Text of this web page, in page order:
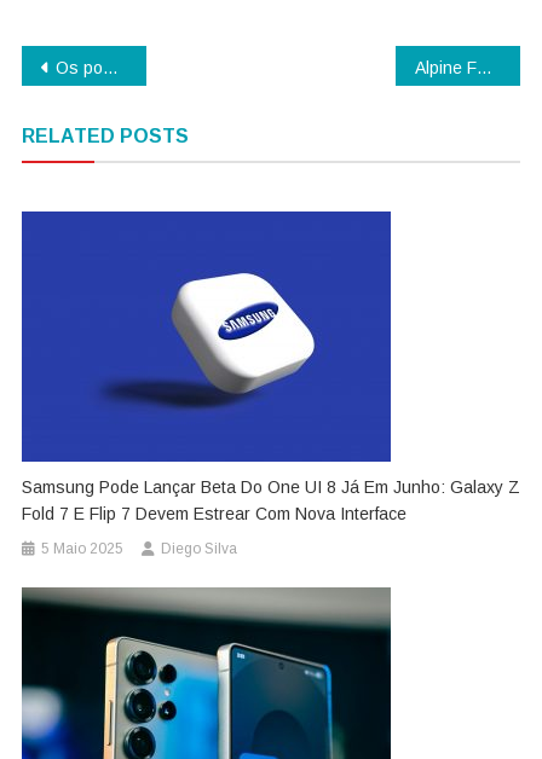
Navegação
artigos
Os poderes sobrenaturais da Família Addams na série Wandinha Alpine F1 anuncia Steve Nielsen como novo diretor-geral e reforça equipe com contratações estratégicas
RELATED POSTS
Samsung Pode Lançar Beta Do One UI 8 Já Em Junho: Galaxy Z
Fold 7 E Flip 7 Devem Estrear Com Nova Interface
5 Maio 2025 Diego Silva